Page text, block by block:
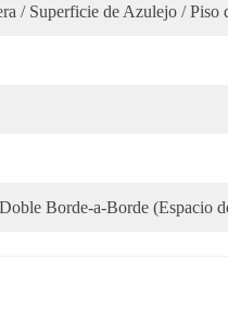
/ Superficie de Azulejo / Piso
Borde-a-Borde (Espacio